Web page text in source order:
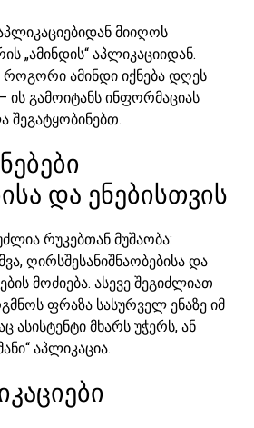
მიიღოს
„ამინდის“ აპლიკაციიდან.
ამინდი იქნება დღეს
ის გამოიტანს ინფორმაციას
შეგატყობინებთ.
და ენებისთვის
რუკებთან მუშაობა:
ღირსშესანიშნაობებისა და
მოძიება. ასევე შეგიძლიათ
ფრაზა სასურველ ენაზე იმ
ასისტენტი მხარს უჭერს, ან
აპლიკაცია.